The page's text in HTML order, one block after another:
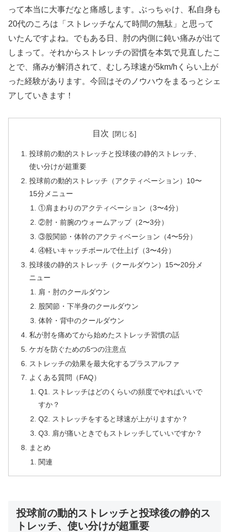
って本当に大事だなと痛感します。ぶっちゃけ、私自身も
20代のころは「ストレッチなんて時間の無駄」と思って
いたんですよね。でもある日、肘の内側に鈍い痛みが出て
しまって。それからストレッチの習慣を本気で見直したこ
とで、痛みが解消されて、むしろ球速が5km/hくらい上が
った経験があります。今回はそのノウハウをまるっとシェ
アしていきます！
目次
投球前の動的ストレッチと投球後の静的ストレッチ、
使い分けが超重要
投球前の動的ストレッチ（アクティベーション）10〜
15分メニュー
①肩まわりのアクティベーション（3〜4分）
②肘・前腕のウォームアップ（2〜3分）
③股関節・体幹のアクティベーション（4〜5分）
④軽いキャッチボールで仕上げ（3〜4分）
投球後の静的ストレッチ（クールダウン）15〜20分メ
ニュー
肩・肘のクールダウン
股関節・下半身のクールダウン
体幹・背中のクールダウン
私が肘を痛めてから始めたストレッチ習慣の話
ケガを防ぐための5つの注意点
ストレッチの効果を最大化するプラスアルファ
よくある質問（FAQ）
Q1. ストレッチはどのくらいの頻度でやればいいで
すか？
Q2. ストレッチをすると球速が上がりますか？
Q3. 肩が痛いときでもストレッチしていいですか？
まとめ
関連
投球前の動的ストレッチと投球後の静的ス
トレッチ、使い分けが超重要